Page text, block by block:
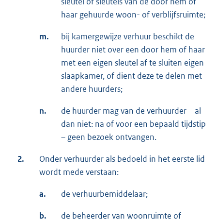
haar gehuurde woon- of verblijfsruimte;
m.
bij kamergewijze verhuur beschikt de
huurder niet over een door hem of haar
met een eigen sleutel af te sluiten eigen
slaapkamer, of dient deze te delen met
andere huurders;
n.
de huurder mag van de verhuurder – al
dan niet: na of voor een bepaald tijdstip
– geen bezoek ontvangen.
2.
Onder verhuurder als bedoeld in het eerste lid
wordt mede verstaan:
a. de verhuurbemiddelaar;
b.
de beheerder van woonruimte of